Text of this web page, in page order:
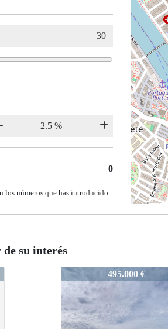
0
los números que has introducido.
su interés
972-Sant_50360.000 €